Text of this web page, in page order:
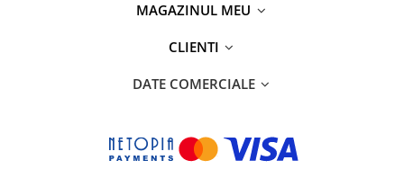
MAGAZINUL MEU
CLIENTI
DATE COMERCIALE